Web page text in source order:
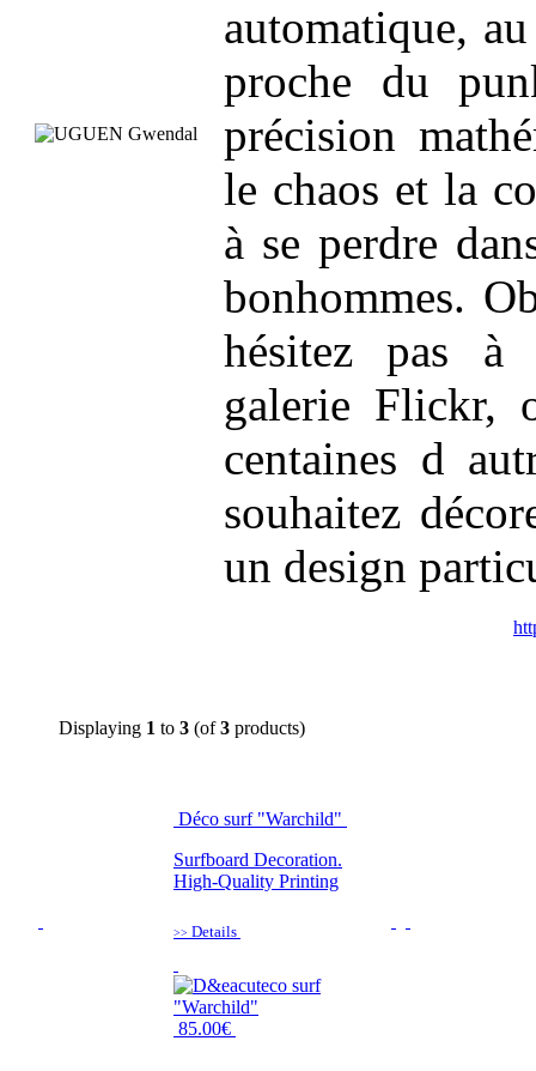
automatique,
proche du
précision
le chaos et la
à se perdre
bonhommes.
hésitez pas à
galerie Flickr,
centaines d
souhaitez
un design
Displaying 1 to 3 (of3 products)
Déco surf "Warchild"
Surfboard Decoration.
High-Quality Printing
>> Details
85.00€